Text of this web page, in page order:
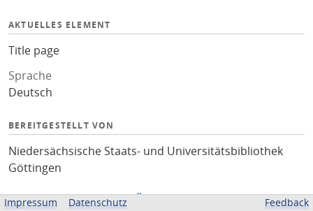
AKTUELLES ELEMENT
Title page
Sprache
Deutsch
BEREITGESTELLT VON
Niedersächsische Staats- und Universitätsbibliothek
Göttingen
Impressum Datenschutz Feedback